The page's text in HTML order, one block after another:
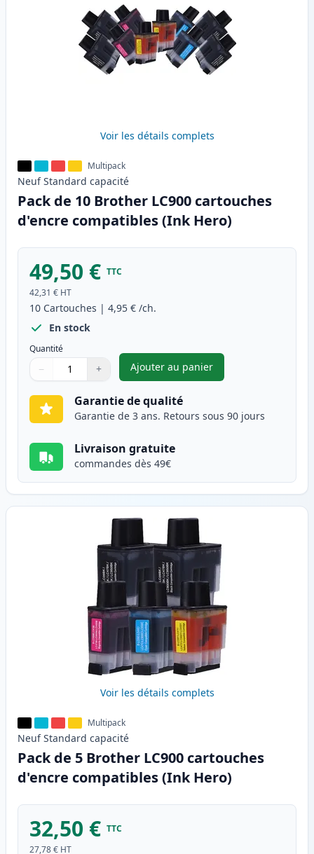
Voir les détails complets
Multipack
Neuf Standard capacité
Pack de 10 Brother LC900 cartouches
d'encre compatibles (Ink Hero)
49,50 € TTC
42,31 € HT
10 Cartouches | 4,95 € /ch.
En stock
Quantité
Quantité
Utilisez les boutons pour ajuster
− +
Quantité
Ajouter au panier
,Pack de 10 Brother LC900
Garantie de qualité
Garantie de 3 ans. Retours sous 90 jours
Livraison gratuite
commandes dès 49€
Voir les détails complets
Multipack
Neuf Standard capacité
Pack de 5 Brother LC900 cartouches
d'encre compatibles (Ink Hero)
32,50 € TTC
27,78 € HT